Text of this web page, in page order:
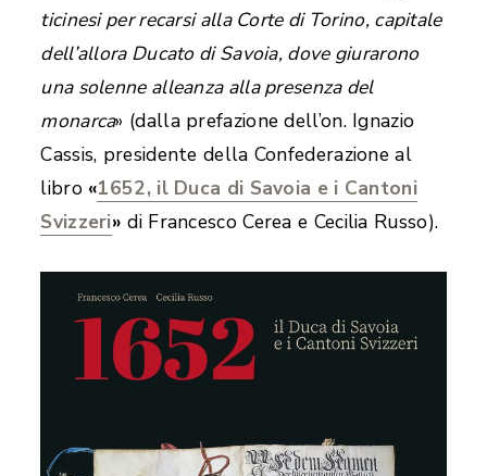
ticinesi per recarsi alla Corte di Torino, capitale
dell’allora Ducato di Savoia, dove giurarono
una solenne alleanza alla presenza del
monarca» (dalla prefazione dell’on. Ignazio
Cassis, presidente della Confederazione al
libro«1652, il Duca di Savoia e i Cantoni
Svizzeri» di Francesco Cerea e Cecilia Russo).